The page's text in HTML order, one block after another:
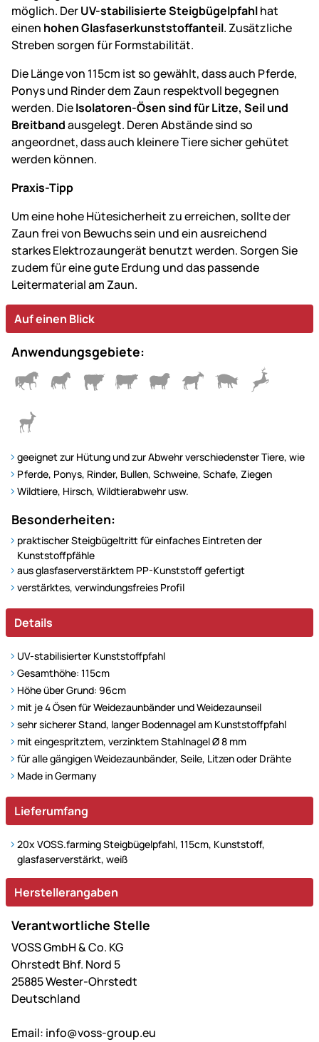
möglich. DerUV-stabilisierte Steigbügelpfahlhat
einen hohen Glasfaserkunststoffanteil. Zusätzliche
Streben sorgen für Formstabilität.
Die Länge von 115cm ist so gewählt, dass auch Pferde,
Ponys und Rinder dem Zaun respektvoll begegnen
werden. DieIsolatoren-Ösen sind für Litze, Seil und
Breitbandausgelegt. Deren Abstände sind so
angeordnet, dass auch kleinere Tiere sicher gehütet
werden können.
Praxis-Tipp
Um eine hohe Hütesicherheit zu erreichen, sollte der
Zaun frei von Bewuchs sein und ein ausreichend
starkes Elektrozaungerät benutzt werden. Sorgen Sie
zudem für eine gute Erdung und das passende
Leitermaterial am Zaun.
Auf einen Blick
Anwendungsgebiete:
geeignet zur Hütung und zur Abwehr verschiedenster Tiere, wie
Pferde, Ponys, Rinder, Bullen, Schweine, Schafe, Ziegen
Wildtiere, Hirsch, Wildtierabwehr usw.
Besonderheiten:
praktischer Steigbügeltritt für einfaches Eintreten der
Kunststoffpfähle
aus glasfaserverstärktem PP-Kunststoff gefertigt
verstärktes, verwindungsfreies Profil
Details
UV-stabilisierter Kunststoffpfahl
Gesamthöhe: 115cm
Höhe über Grund: 96cm
mit je 4 Ösen für Weidezaunbänder und Weidezaunseil
sehr sicherer Stand, langer Bodennagel am Kunststoffpfahl
mit eingespritztem, verzinktem Stahlnagel Ø 8 mm
für alle gängigen Weidezaunbänder, Seile, Litzen oder Drähte
Made in Germany
Lieferumfang
20x VOSS.farming Steigbügelpfahl, 115cm, Kunststoff,
glasfaserverstärkt, weiß
Herstellerangaben
Verantwortliche Stelle
VOSS GmbH & Co. KG
Ohrstedt Bhf. Nord 5
25885 Wester-Ohrstedt
Deutschland
Email: info@voss-group.eu